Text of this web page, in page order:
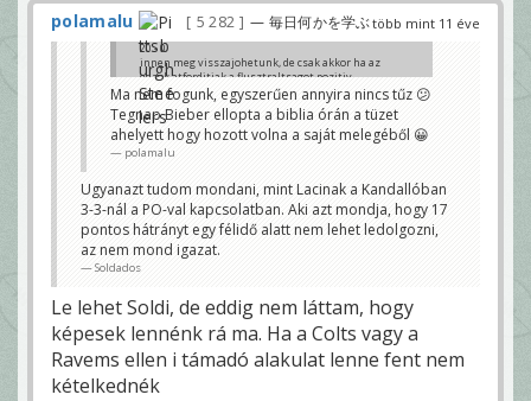
több mint 11 éve
polamalu 5 282 — 毎日何かを学ぶ
20 - 0
innen meg visszajohetunk, de csak akkor ha az
edzok atforditjak a flusztraltsagot pozitiv
energiaba...
Ma nem fogunk, egyszerűen annyira nincs tűz 😕
Tegnap Bieber ellopta a biblia órán a tüzet
ahelyett hogy hozott volna a saját melegéből 😀
polamalu
Ugyanazt tudom mondani, mint Lacinak a Kandallóban
3-3-nál a PO-val kapcsolatban. Aki azt mondja, hogy 17
pontos hátrányt egy félidő alatt nem lehet ledolgozni,
az nem mond igazat.
Soldados
Le lehet Soldi, de eddig nem láttam, hogy
képesek lennénk rá ma. Ha a Colts vagy a
Ravems ellen i támadó alakulat lenne fent nem
kételkednék